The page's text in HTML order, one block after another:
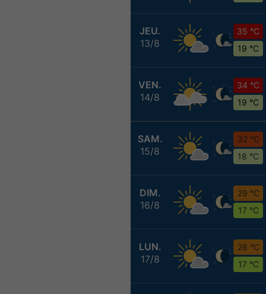
JEU.
13/8
35 °C
19 °C
VEN.
14/8
34 °C
19 °C
SAM.
15/8
32 °C
18 °C
DIM.
16/8
29 °C
17 °C
LUN.
17/8
28 °C
17 °C